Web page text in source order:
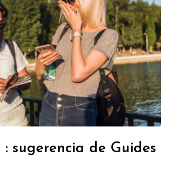
sugerencia de Guides